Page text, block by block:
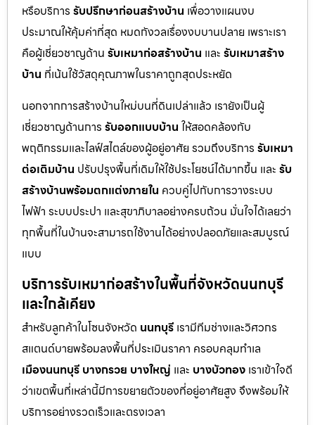
หรือบริการ รับปรึกษาก่อนสร้างบ้าน เพื่อวางแผนงบ
ประมาณให้คุ้มค่าที่สุด หมดกังวลเรื่องงบบานปลาย เพราะเรา
คือผู้เชี่ยวชาญด้าน รับเหมาก่อสร้างบ้าน และ รับเหมาสร้าง
บ้าน ที่เน้นใช้วัสดุคุณภาพในราคาถูกสุดประหยัด
นอกจากการสร้างบ้านใหม่บนที่ดินเปล่าแล้ว เรายังเป็นผู้
เชี่ยวชาญด้านการ รับออกแบบบ้าน ให้สอดคล้องกับ
พฤติกรรมและไลฟ์สไตล์ของผู้อยู่อาศัย รวมถึงบริการ รับเหมา
ต่อเติมบ้าน ปรับปรุงพื้นที่เดิมให้ใช้ประโยชน์ได้มากขึ้น และ รับ
สร้างบ้านพร้อมตกแต่งภายใน ควบคู่ไปกับการวางระบบ
ไฟฟ้า ระบบประปา และสุขาภิบาลอย่างครบถ้วน มั่นใจได้เลยว่า
ทุกพื้นที่ในบ้านจะสามารถใช้งานได้อย่างปลอดภัยและสมบูรณ์
แบบ
บริการรับเหมาก่อสร้างในพื้นที่จังหวัดนนทบุรี
และใกล้เคียง
สำหรับลูกค้าในโซนจังหวัด นนทบุรี เรามีทีมช่างและวิศวกร
สแตนด์บายพร้อมลงพื้นที่ประเมินราคา ครอบคลุมทำเล
เมืองนนทบุรี บางกรวย บางใหญ่ และ บางบัวทอง เราเข้าใจดี
ว่าเขตพื้นที่เหล่านี้มีการขยายตัวของที่อยู่อาศัยสูง จึงพร้อมให้
บริการอย่างรวดเร็วและตรงเวลา